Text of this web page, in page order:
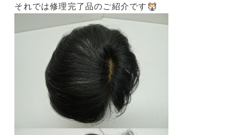
それでは修理完了品のご紹介です